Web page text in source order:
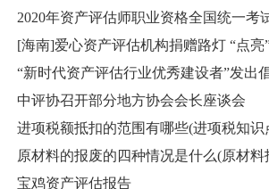
2020年资产评估师职业资格全国统一考
[海南]爱心资产评估机构捐赠路灯 “点亮
“新时代资产评估行业优秀建设者”发出
中评协召开部分地方协会会长座谈会
进项税额抵扣的范围有哪些(进项税知识
原材料的报废的四种情况是什么(原材料
宝鸡资产评估报告